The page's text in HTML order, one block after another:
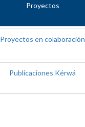
Proyectos
Proyectos en colaboración
Publicaciones Kérwá